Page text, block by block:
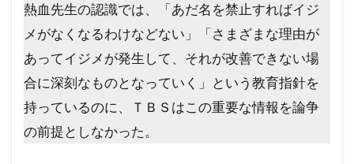
熱血先生の認識では、「あだ名を禁止すればイジ
メがなくなるわけなどない」「さまざまな理由が
あってイジメが発生して、それが改善できない場
合に深刻なものとなっていく」という教育指針を
持っているのに、ＴＢＳはこの重要な情報を論争
の前提としなかった。